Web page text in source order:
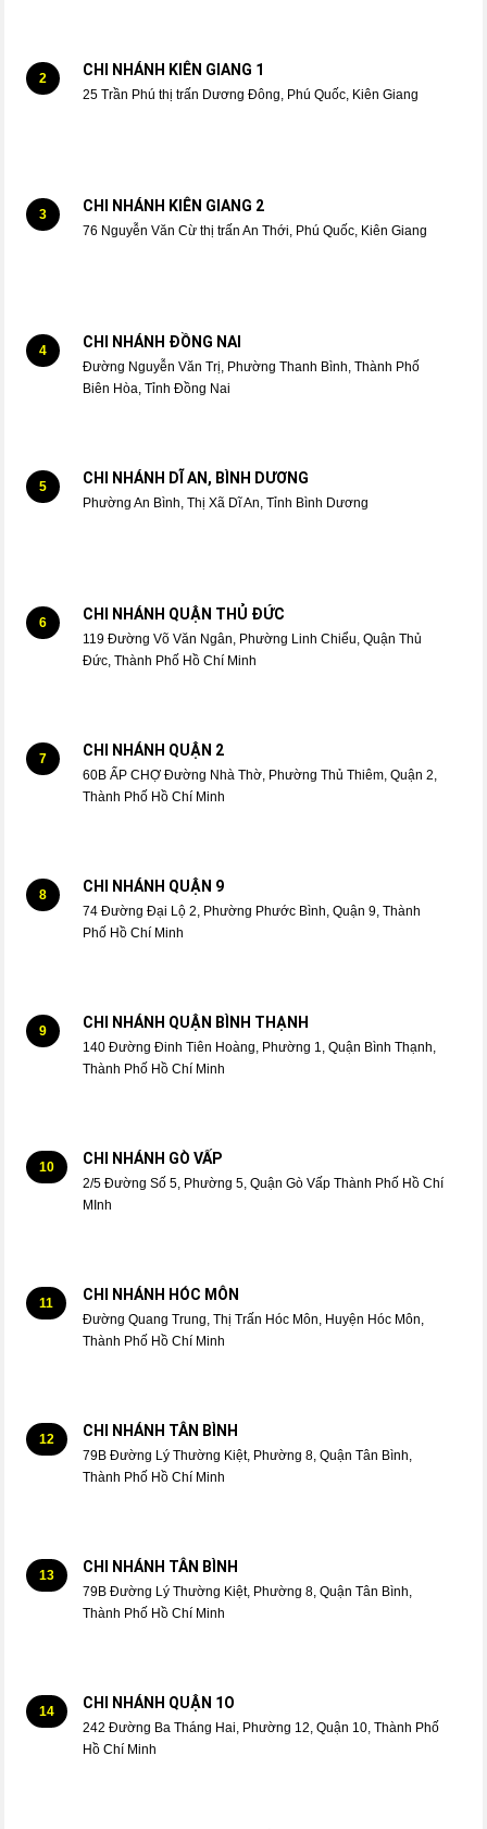
2 CHI NHÁNH KIÊN GIANG 1
25 Trần Phú thị trấn Dương Đông, Phú Quốc, Kiên Giang
3 CHI NHÁNH KIÊN GIANG 2
76 Nguyễn Văn Cừ thị trấn An Thới, Phú Quốc, Kiên Giang
4 CHI NHÁNH ĐỒNG NAI
Đường Nguyễn Văn Trị, Phường Thanh Bình, Thành Phố
Biên Hòa, Tỉnh Đồng Nai
5 CHI NHÁNH DĨ AN, BÌNH DƯƠNG
Phường An Bình, Thị Xã Dĩ An, Tỉnh Bình Dương
6 CHI NHÁNH QUẬN THỦ ĐỨC
119 Đường Võ Văn Ngân, Phường Linh Chiểu, Quận Thủ
Đức, Thành Phố Hồ Chí Minh
7 CHI NHÁNH QUẬN 2
60B ẤP CHỢ Đường Nhà Thờ, Phường Thủ Thiêm, Quận 2,
Thành Phố Hồ Chí Minh
8 CHI NHÁNH QUẬN 9
74 Đường Đại Lộ 2, Phường Phước Bình, Quận 9, Thành
Phố Hồ Chí Minh
9 CHI NHÁNH QUẬN BÌNH THẠNH
140 Đường Đinh Tiên Hoàng, Phường 1, Quận Bình Thạnh,
Thành Phố Hồ Chí Minh
10 CHI NHÁNH GÒ VẤP
2/5 Đường Số 5, Phường 5, Quận Gò Vấp Thành Phố Hồ Chí
MInh
11 CHI NHÁNH HÓC MÔN
Đường Quang Trung, Thị Trấn Hóc Môn, Huyện Hóc Môn,
Thành Phố Hồ Chí Minh
12 CHI NHÁNH TÂN BÌNH
79B Đường Lý Thường Kiệt, Phường 8, Quận Tân Bình,
Thành Phố Hồ Chí Minh
13 CHI NHÁNH TÂN BÌNH
79B Đường Lý Thường Kiệt, Phường 8, Quận Tân Bình,
Thành Phố Hồ Chí Minh
14 CHI NHÁNH QUẬN 1O
242 Đường Ba Tháng Hai, Phường 12, Quận 10, Thành Phố
Hồ Chí Minh